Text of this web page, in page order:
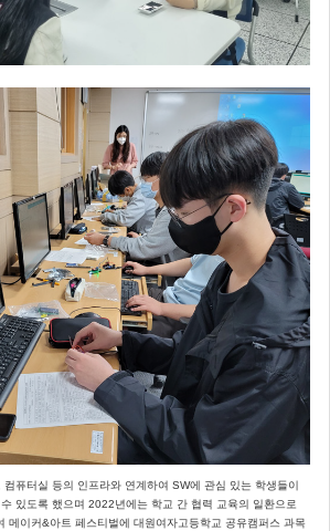
퓨터실 등의 인프라와 연계하여 SW에 관심 있는 학생들이
있도록 했으며 2022년에는 학교 간 협력 교육의 일환으로
메이커&아트 페스티벌에 대원여자고등학교 공유캠퍼스 과목